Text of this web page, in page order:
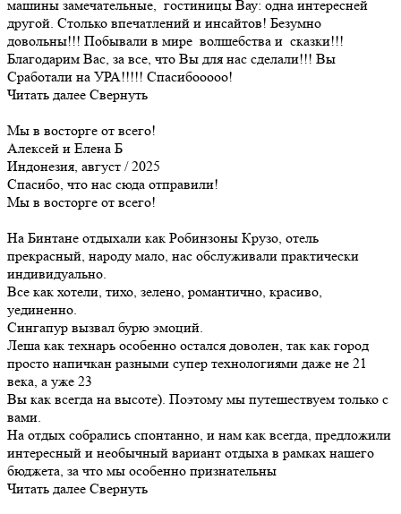
машины замечательные, гостиницы Вау: одна интересней
другой. Столько впечатлений и инсайтов! Безумно
довольны!!! Побывали в мире волшебства и сказки!!!
Благодарим Вас, за все, что Вы для нас сделали!!! Вы
Сработали на УРА!!!!! Спасибооооо!
Читать далее Свернуть
Мы в восторге от всего!
Алексей и Елена Б
Индонезия, август / 2025
Спасибо, что нас сюда отправили!
Мы в восторге от всего!
На Бинтане отдыхали как Робинзоны Крузо, отель
прекрасный, народу мало, нас обслуживали практически
индивидуально.
Все как хотели, тихо, зелено, романтично, красиво,
уединенно.
Сингапур вызвал бурю эмоций.
Леша как технарь особенно остался доволен, так как город
просто напичкан разными супер технологиями даже не 21
века, а уже 23
Вы как всегда на высоте). Поэтому мы путешествуем только с
вами.
На отдых собрались спонтанно, и нам как всегда, предложили
интересный и необычный вариант отдыха в рамках нашего
бюджета, за что мы особенно признательны
Читать далее Свернуть